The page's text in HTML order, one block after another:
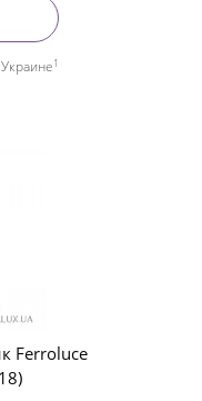
1
Ferroluce